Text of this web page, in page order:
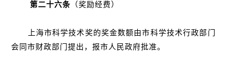
第二十六条 （奖励经费）
上海市科学技术奖的奖金数额由市科学技术行政部门
会同市财政部门提出，报市人民政府批准。